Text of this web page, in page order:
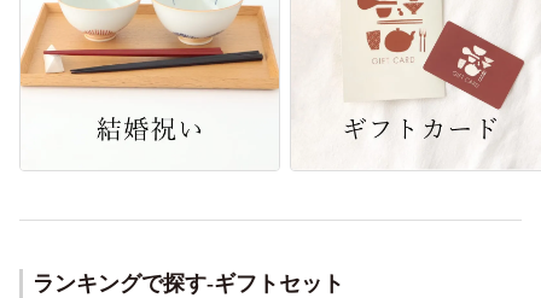
ランキングで探す-ギフトセット